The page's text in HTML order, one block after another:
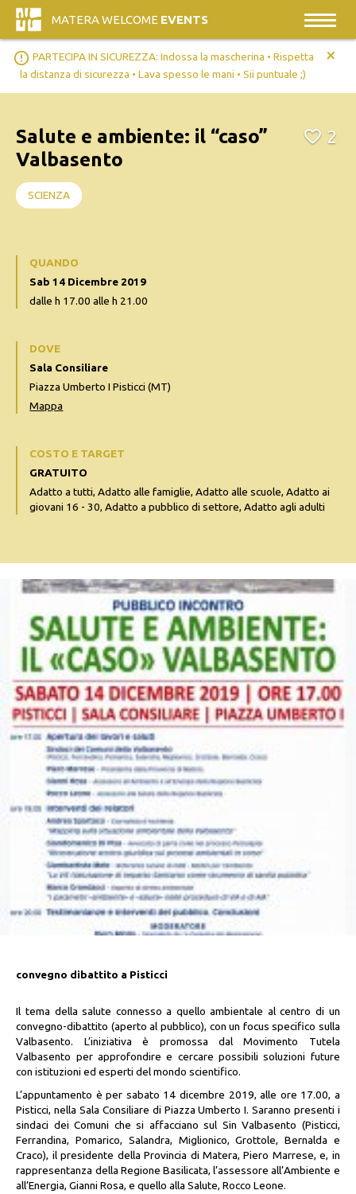
MATERA WELCOME EVENTS
error_outline PARTECIPA IN SICUREZZA: Indossa la mascherina • Rispetta
la distanza di sicurezza • Lava spesso le mani • Sii puntuale ;)
+
convegno dibattito a Pisticci
Il tema della salute connesso a quello ambientale al centro di un
convegno-dibattito (aperto al pubblico), con un focus specifico sulla
Valbasento. L’iniziativa è promossa dal Movimento Tutela
Valbasento per approfondire e cercare possibili soluzioni future
con istituzioni ed esperti del mondo scientifico.
L’appuntamento è per sabato 14 dicembre 2019, alle ore 17.00, a
Pisticci, nella Sala Consiliare di Piazza Umberto I. Saranno presenti i
sindaci dei Comuni che si affacciano sul Sin Valbasento (Pisticci,
Ferrandina, Pomarico, Salandra, Miglionico, Grottole, Bernalda e
Craco), il presidente della Provincia di Matera, Piero Marrese, e, in
rappresentanza della Regione Basilicata, l’assessore all’Ambiente e
all’Energia, Gianni Rosa, e quello alla Salute, Rocco Leone.
Salute e ambiente: il “caso”
Valbasento
2
SCIENZA
QUANDO
Sab 14 Dicembre 2019
dalle h 17.00 alle h 21.00
DOVE
Sala Consiliare
Piazza Umberto I Pisticci (MT)
Mappa
COSTO E TARGET
GRATUITO
Adatto a tutti, Adatto alle famiglie, Adatto alle scuole, Adatto ai
giovani 16 - 30, Adatto a pubblico di settore, Adatto agli adulti